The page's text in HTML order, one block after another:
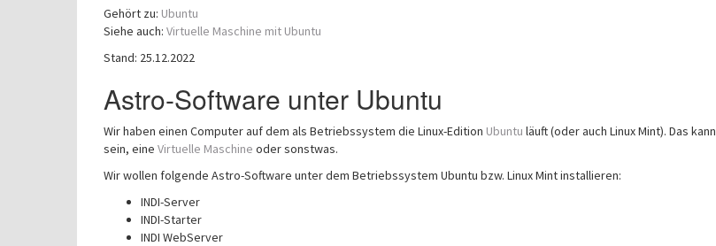
Gehört zu: Ubuntu
Siehe auch: Virtuelle Maschine mit Ubuntu
Stand: 25.12.2022
Astro-Software unter Ubuntu
Wir haben einen Computer auf dem als Betriebssystem die Linux-Edition Ubuntu läuft (oder auch Linux Mint). Das
sein, eine Virtuelle Maschine oder sonstwas.
Wir wollen folgende Astro-Software unter dem Betriebssystem Ubuntu bzw. Linux Mint installieren:
INDI-Server
INDI-Starter
INDI WebServer